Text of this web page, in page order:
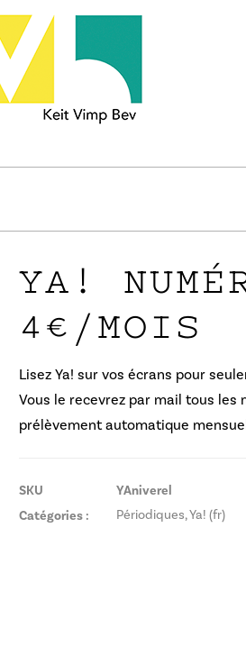
YA!
4€/MOIS
Lisez Ya! sur vos écrans pour
Vous le recevrez par mail tous les
prélèvement automatique
SKU
YAniverel
Catégories :
Périodiques,Ya! (fr)